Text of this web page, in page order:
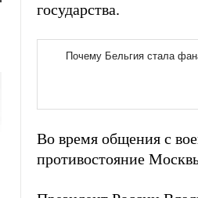
государства.
Во время общения с
противостояние